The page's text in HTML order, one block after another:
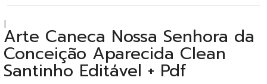
|Arte Caneca Nossa Senhora da
Conceição Aparecida Clean
Santinho Editável + Pdf